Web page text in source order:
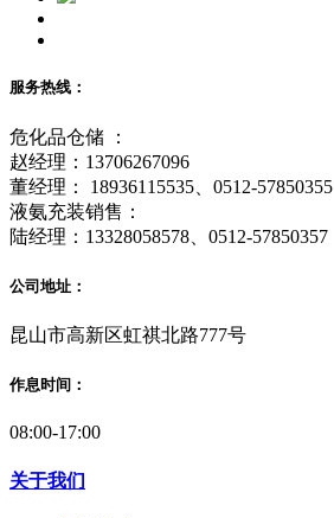
服务热线：
危化品仓储 ：
赵经理：13706267096
董经理： 18936115535、0512-57850355
液氨充装销售：
陆经理：13328058578、0512-57850357
公司地址：
昆山市高新区虹祺北路777号
作息时间：
08:00-17:00
关于我们